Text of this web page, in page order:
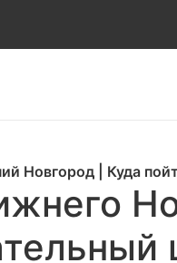
Новгород Куда